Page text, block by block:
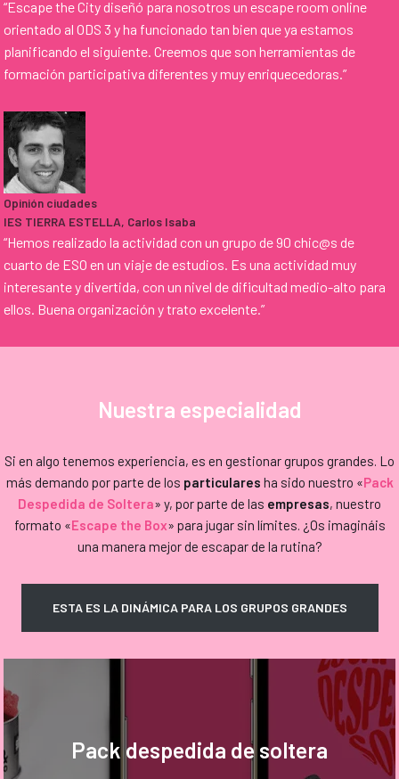
“Escape the City diseñó para nosotros un escape room online
orientado al ODS 3 y ha funcionado tan bien que ya estamos
planificando el siguiente. Creemos que son herramientas de
formación participativa diferentes y muy enriquecedoras.”
Opinión ciudades
IES TIERRA ESTELLA, Carlos Isaba
“Hemos realizado la actividad con un grupo de 90 chic@s de
cuarto de ESO en un viaje de estudios. Es una actividad muy
interesante y divertida, con un nivel de dificultad medio-alto para
ellos. Buena organización y trato excelente.”
Nuestra especialidad
Si en algo tenemos experiencia, es en gestionar grupos grandes. Lo
más demando por parte de los particulares ha sido nuestro «Pack
Despedida de Soltera» y, por parte de las empresas, nuestro
formato «Escape the Box» para jugar sin límites. ¿Os imagináis
una manera mejor de escapar de la rutina?
ESTA ES LA DINÁMICA PARA LOS GRUPOS GRANDES
Pack despedida de soltera